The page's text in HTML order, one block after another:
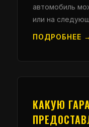
автомобиль
или на
ПОДРОБНЕЕ →
КАКУЮ